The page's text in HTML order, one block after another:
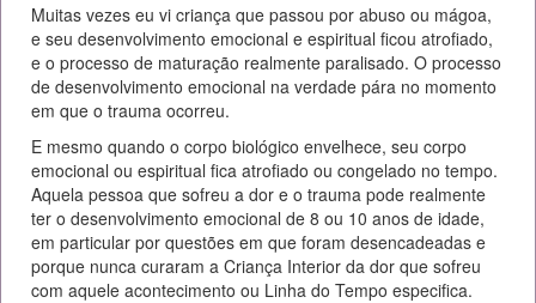
Muitas vezes eu vi criança que passou por abuso ou mágoa,
e seu desenvolvimento emocional e espiritual ficou atrofiado,
e o processo de maturação realmente paralisado. O processo
de desenvolvimento emocional na verdade pára no momento
em que o trauma ocorreu.
E mesmo quando o corpo biológico envelhece, seu corpo
emocional ou espiritual fica atrofiado ou congelado no tempo.
Aquela pessoa que sofreu a dor e o trauma pode realmente
ter o desenvolvimento emocional de 8 ou 10 anos de idade,
em particular por questões em que foram desencadeadas e
porque nunca curaram a Criança Interior da dor que sofreu
com aquele acontecimento ou Linha do Tempo especifica.